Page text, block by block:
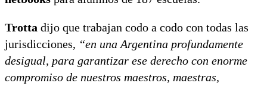
Trotta dijo que trabajan codo a codo con todas las
jurisdicciones, “en una Argentina profundamente
desigual, para garantizar ese derecho con enorme
compromiso de nuestros maestros, maestras,